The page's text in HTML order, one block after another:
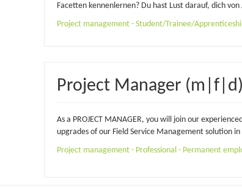
Facetten kennenlernen? Du hast Lust darauf, dich
Project management - Student/Trainee/
Project Manager (m|f|d)
As a PROJECT MANAGER, you will join our
upgrades of our Field Service Management solution
Project management - Professional - Permanent